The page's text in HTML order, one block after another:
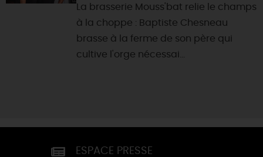
La brasserie Mouss'bat relie le champs
à la choppe : Baptiste Chesneau
brasse à la ferme de son père qui
cultive l'orge nécessai...
ESPACE PRESSE